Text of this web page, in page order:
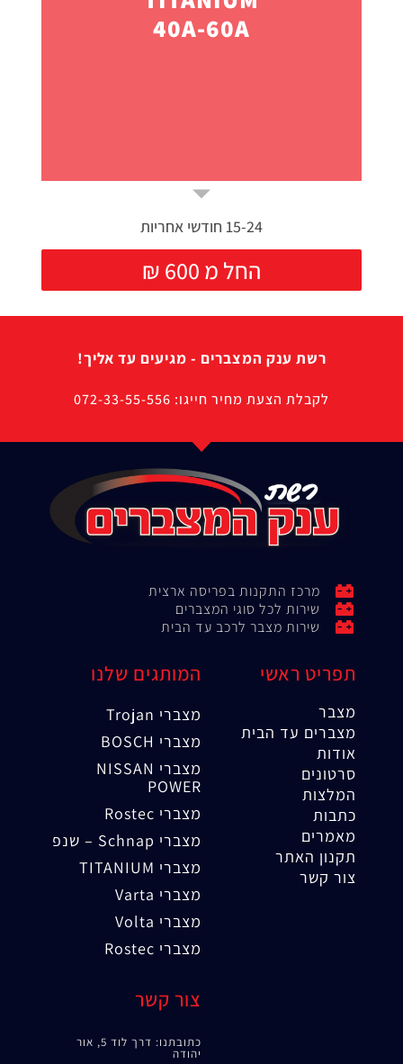
40A-60A
15-24 חודשי אחריות
₪ החל מ 600
רשת ענק המצברים - מגיעים עד אליך!
לקבלת הצעת מחיר חייגו: 072-33-55-556
מרכז התקנות בפריסה ארצית
שירות לכל סוגי המצברים
שירות מצבר לרכב עד הבית
תפריט ראשי
מצבר
מצברים עד הבית
אודות
סרטונים
המלצות
כתבות
מאמרים
תקנון האתר
צור קשר
המותגים שלנו
מצברי Trojan
מצברי BOSCH
מצברי NISSAN
POWER
מצברי Rostec
מצברי Schnap – שנפ
מצברי TITANIUM
מצברי Varta
מצברי Volta
מצברי Rostec
צור קשר
כתובתנו: דרך לוד 5, אור
יהודה